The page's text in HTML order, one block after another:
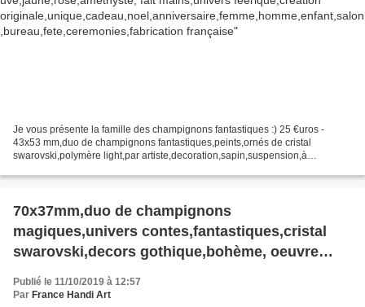
abrication française
Je vous présente la famille des champignons fantastiques :) 25 €uros -
43x53 mm,duo de champignons fantastiques,peints,ornés de cristal
swarovski,polymère light,par artiste,decoration,sapin,suspension,à
70x37mm,duo de champignons
magiques,univers contes,fantastiques,cristal
swarovski,decors gothique,bohème, oeuvre
faite mains,fabrication française,petits obejts
Publié le 11/10/2019 à 12:57
Par France Handi Art